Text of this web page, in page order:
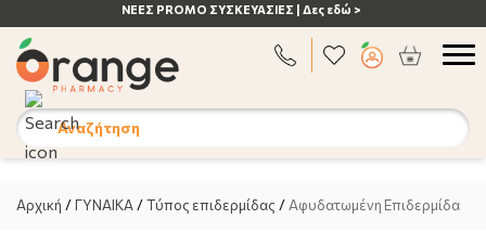
ΑΝΟΣΟΠΟΙΗΤΙΚΟ | Δες εδώ >
Αναζήτηση
Αρχική /ΓΥΝΑΙΚΑ /Τύπος επιδερμίδας / Αφυδατωμένη Επιδερμίδα